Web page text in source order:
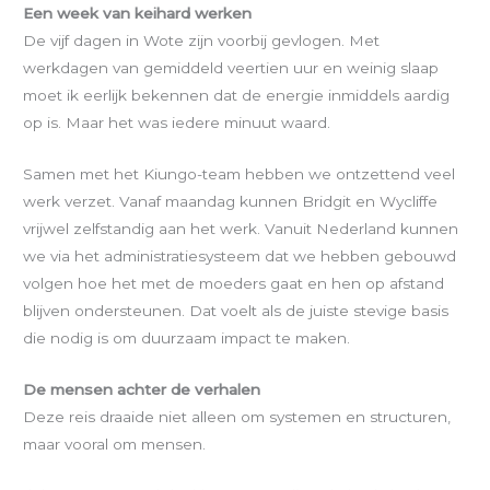
Een week van keihard werken
De vijf dagen in Wote zijn voorbij gevlogen. Met
werkdagen van gemiddeld veertien uur en weinig slaap
moet ik eerlijk bekennen dat de energie inmiddels aardig
op is. Maar het was iedere minuut waard.
Samen met het Kiungo-team hebben we ontzettend veel
werk verzet. Vanaf maandag kunnen Bridgit en Wycliffe
vrijwel zelfstandig aan het werk. Vanuit Nederland kunnen
we via het administratie­systeem dat we hebben gebouwd
volgen hoe het met de moeders gaat en hen op afstand
blijven ondersteunen. Dat voelt als de juiste stevige basis
die nodig is om duurzaam impact te maken.
De mensen achter de verhalen
Deze reis draaide niet alleen om systemen en structuren,
maar vooral om mensen.